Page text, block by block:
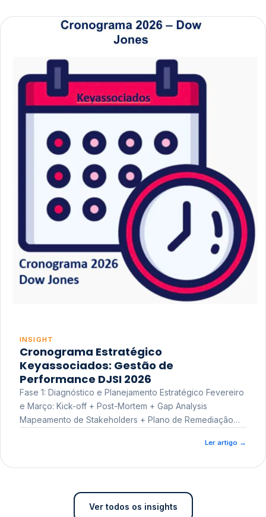
INSIGHT
Cronograma Estratégico
Keyassociados: Gestão de
Performance DJSI 2026
Fase 1: Diagnóstico e Planejamento Estratégico Fevereiro
e Março: Kick-off + Post-Mortem + Gap Analysis
Mapeamento de Stakeholders + Plano de Remediação
Ler artigo →
Ver todos os insights